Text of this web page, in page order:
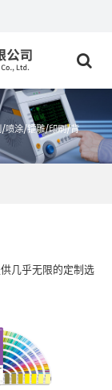
/喷涂/镭雕/印刷/背
几乎无限的定制选